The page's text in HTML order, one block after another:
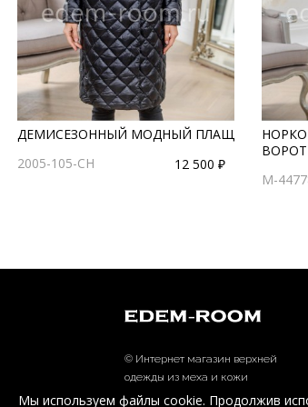
ДЕМИСЕЗОННЫЙ МОДНЫЙ ПЛАЩ
2005-105-CH
12 500 ₽
M-
© Интернет магазин верхней
одежды из меха и кожи
EDEM-ROOM 2011-2026
Мы используем файлы cookie. Продолжив